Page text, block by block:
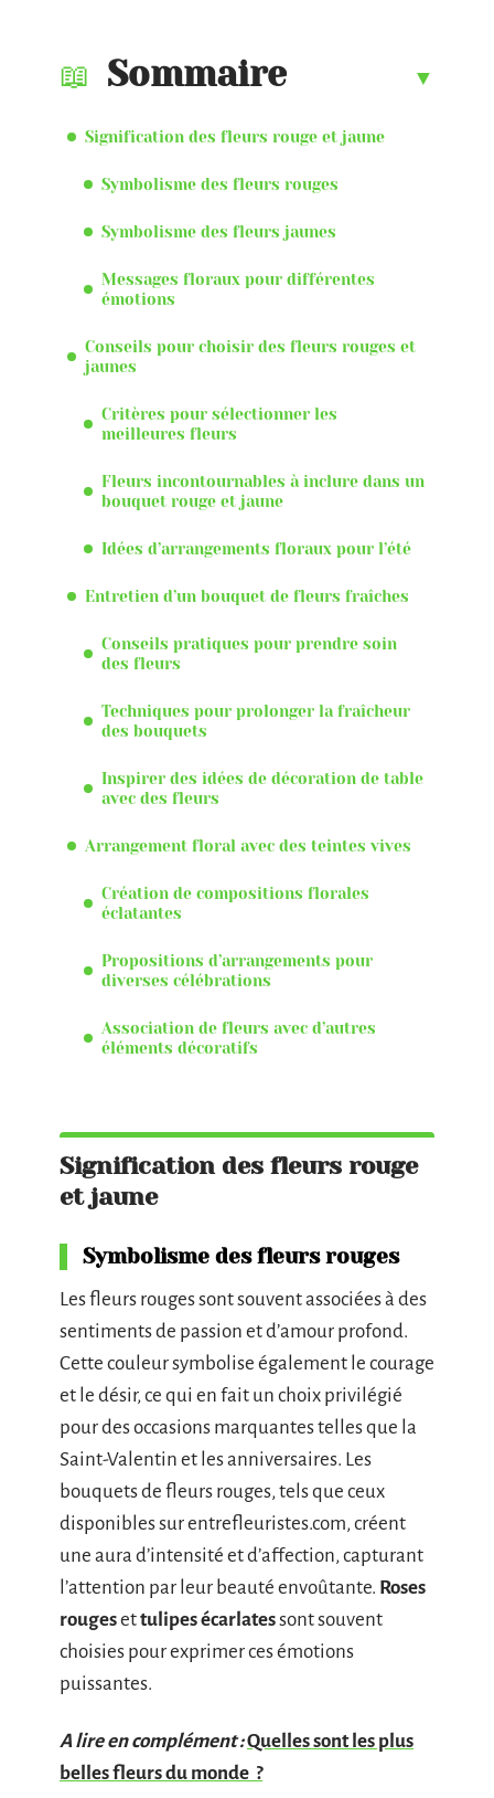
Sommaire
Signification des fleurs rouge et jaune
Symbolisme des fleurs rouges
Symbolisme des fleurs jaunes
Messages floraux pour différentes
émotions
Conseils pour choisir des fleurs rouges et
jaunes
Critères pour sélectionner les
meilleures fleurs
Fleurs incontournables à inclure dans un
bouquet rouge et jaune
Idées d’arrangements floraux pour l’été
Entretien d’un bouquet de fleurs fraîches
Conseils pratiques pour prendre soin
des fleurs
Techniques pour prolonger la fraîcheur
des bouquets
Inspirer des idées de décoration de table
avec des fleurs
Arrangement floral avec des teintes vives
Création de compositions florales
éclatantes
Propositions d’arrangements pour
diverses célébrations
Association de fleurs avec d’autres
éléments décoratifs
Signification des fleurs rouge
et jaune
Symbolisme des fleurs rouges
Les fleurs rouges sont souvent associées à des
sentiments de passion et d’amour profond.
Cette couleur symbolise également le courage
et le désir, ce qui en fait un choix privilégié
pour des occasions marquantes telles que la
Saint-Valentin et les anniversaires. Les
bouquets de fleurs rouges, tels que ceux
disponibles sur entrefleuristes.com, créent
une aura d’intensité et d’affection, capturant
l’attention par leur beauté envoûtante. Roses
rougesettulipes écarlatessont souvent
choisies pour exprimer ces émotions
puissantes.
A lire en complément :Quelles sont les plus
belles fleurs du monde ?